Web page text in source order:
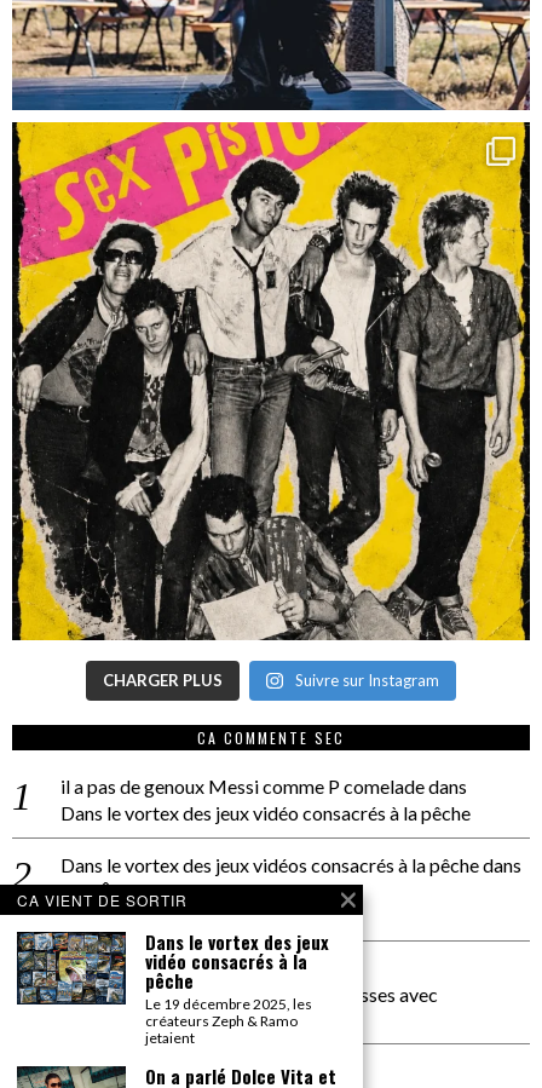
CHARGER PLUS Suivre sur Instagram
CA COMMENTE SEC
il a pas de genoux Messi comme P comeladedans
Dans le vortex des jeux vidéo consacrés à la pêche
Dans le vortex des jeux vidéos consacrés à la pêchedans
PACÔME THIELLEMENT
La séance d’Hip Gnose
La Patrie
dans
On a parlé Dolce Vita et lutte des classes avec
Bernardino Femminielli
carte noire negra à l'o tiededans
CA VIENT DE SORTIR
Dans le vortex des jeux
vidéo consacrés à la
pêche
Le 19 décembre 2025, les
créateurs Zeph & Ramo
jetaient
On a parlé Dolce Vita et